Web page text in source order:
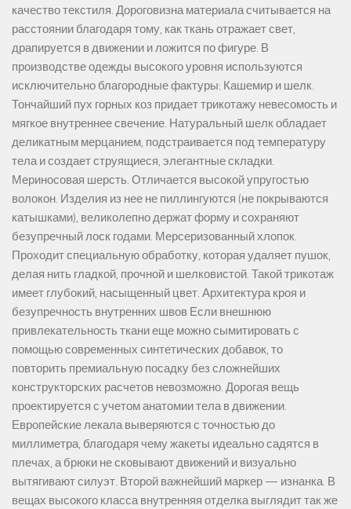
качество текстиля. Дороговизна материала считывается на
расстоянии благодаря тому, как ткань отражает свет,
драпируется в движении и ложится по фигуре. В
производстве одежды высокого уровня используются
исключительно благородные фактуры: Кашемир и шелк.
Тончайший пух горных коз придает трикотажу невесомость и
мягкое внутреннее свечение. Натуральный шелк обладает
деликатным мерцанием, подстраивается под температуру
тела и создает струящиеся, элегантные складки.
Мериносовая шерсть. Отличается высокой упругостью
волокон. Изделия из нее не пиллингуются (не покрываются
катышками), великолепно держат форму и сохраняют
безупречный лоск годами. Мерсеризованный хлопок.
Проходит специальную обработку, которая удаляет пушок,
делая нить гладкой, прочной и шелковистой. Такой трикотаж
имеет глубокий, насыщенный цвет. Архитектура кроя и
безупречность внутренних швов Если внешнюю
привлекательность ткани еще можно сымитировать с
помощью современных синтетических добавок, то
повторить премиальную посадку без сложнейших
конструкторских расчетов невозможно. Дорогая вещь
проектируется с учетом анатомии тела в движении.
Европейские лекала выверяются с точностью до
миллиметра, благодаря чему жакеты идеально садятся в
плечах, а брюки не сковывают движений и визуально
вытягивают силуэт. Второй важнейший маркер — изнанка. В
вещах высокого класса внутренняя отделка выглядит так же